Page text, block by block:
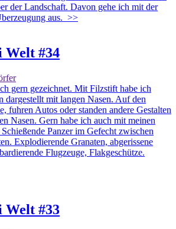
der Landschaft. Davon gehe ich mit der
aus. >>
Welt #34
gern gezeichnet. Mit Filzstift habe ich
dargestellt mit langen Nasen. Auf den
fuhren Autos oder standen andere Gestalten
Nasen. Gern habe ich auch mit meinen
Panzer im Gefecht zwischen
Explodierende Granaten, abgerissene
Flugzeuge, Flakgeschütze.
Welt #33